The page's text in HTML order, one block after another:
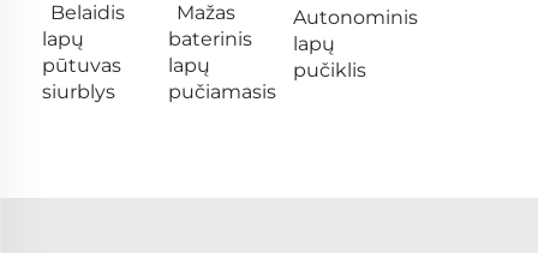
Belaidis
lapų
pūtuvas
siurblys
Mažas
baterinis
lapų
pučiamasis
Autonominis
lapų
pučiklis